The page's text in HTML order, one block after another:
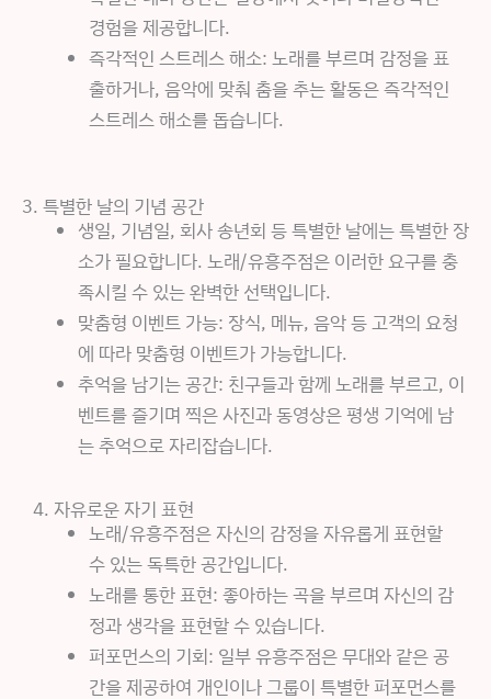
경험을 제공합니다.
즉각적인 스트레스 해소: 노래를 부르며 감정을 표
출하거나, 음악에 맞춰 춤을 추는 활동은 즉각적인
스트레스 해소를 돕습니다.
3. 특별한 날의 기념 공간
생일, 기념일, 회사 송년회 등 특별한 날에는 특별한 장
소가 필요합니다. 노래/유흥주점은 이러한 요구를 충
족시킬 수 있는 완벽한 선택입니다.
맞춤형 이벤트 가능: 장식, 메뉴, 음악 등 고객의 요청
에 따라 맞춤형 이벤트가 가능합니다.
추억을 남기는 공간: 친구들과 함께 노래를 부르고, 이
벤트를 즐기며 찍은 사진과 동영상은 평생 기억에 남
는 추억으로 자리잡습니다.
4. 자유로운 자기 표현
노래/유흥주점은 자신의 감정을 자유롭게 표현할
수 있는 독특한 공간입니다.
노래를 통한 표현: 좋아하는 곡을 부르며 자신의 감
정과 생각을 표현할 수 있습니다.
퍼포먼스의 기회: 일부 유흥주점은 무대와 같은 공
간을 제공하여 개인이나 그룹이 특별한 퍼포먼스를